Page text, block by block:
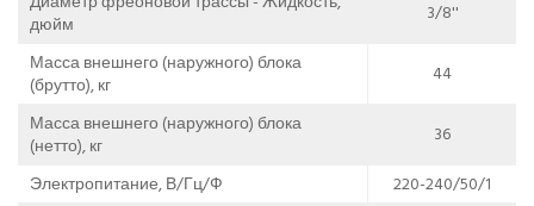
дюйм
3/8''
Масса внешнего (наружного) блока
(брутто), кг
44
Масса внешнего (наружного) блока
(нетто), кг
36
Электропитание, В/Гц/Ф
220-240/50/1